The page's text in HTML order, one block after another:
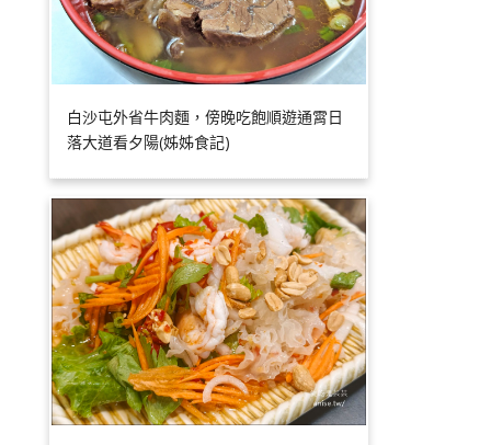
白沙屯外省牛肉麵，傍晚吃飽順遊通霄日
落大道看夕陽(姊姊食記)